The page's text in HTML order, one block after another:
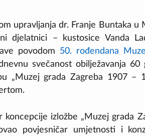
upravljanja dr. Franje Buntaka u
djelatnici – kustosice Vanda
povodom 50. rođendana
svečanost obilježavanja
„Muzej grada Zagreba 1907 –
koncepcije izložbe „Muzej grada
povjesničar umjetnosti i